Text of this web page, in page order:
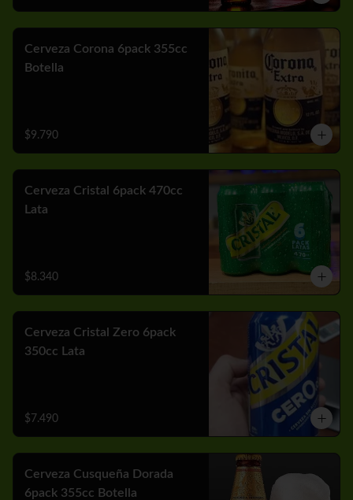
Cerveza Corona 6pack 355cc
Botella
$9.790
Cerveza Cristal 6pack 470cc
Lata
$8.340
Cerveza Cristal Zero 6pack
350cc Lata
$7.490
Cerveza Cusqueña Dorada
6pack 355cc Botella